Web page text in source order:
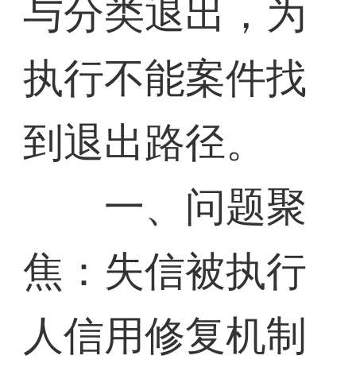
与分类退出，为
执行不能案件找
到退出路径。
一、问题聚
焦：失信被执行
人信用修复机制